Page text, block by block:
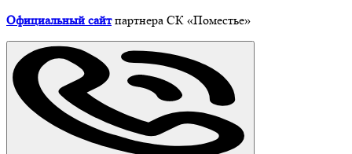
Официальный сайтпартнера СК «Поместье»